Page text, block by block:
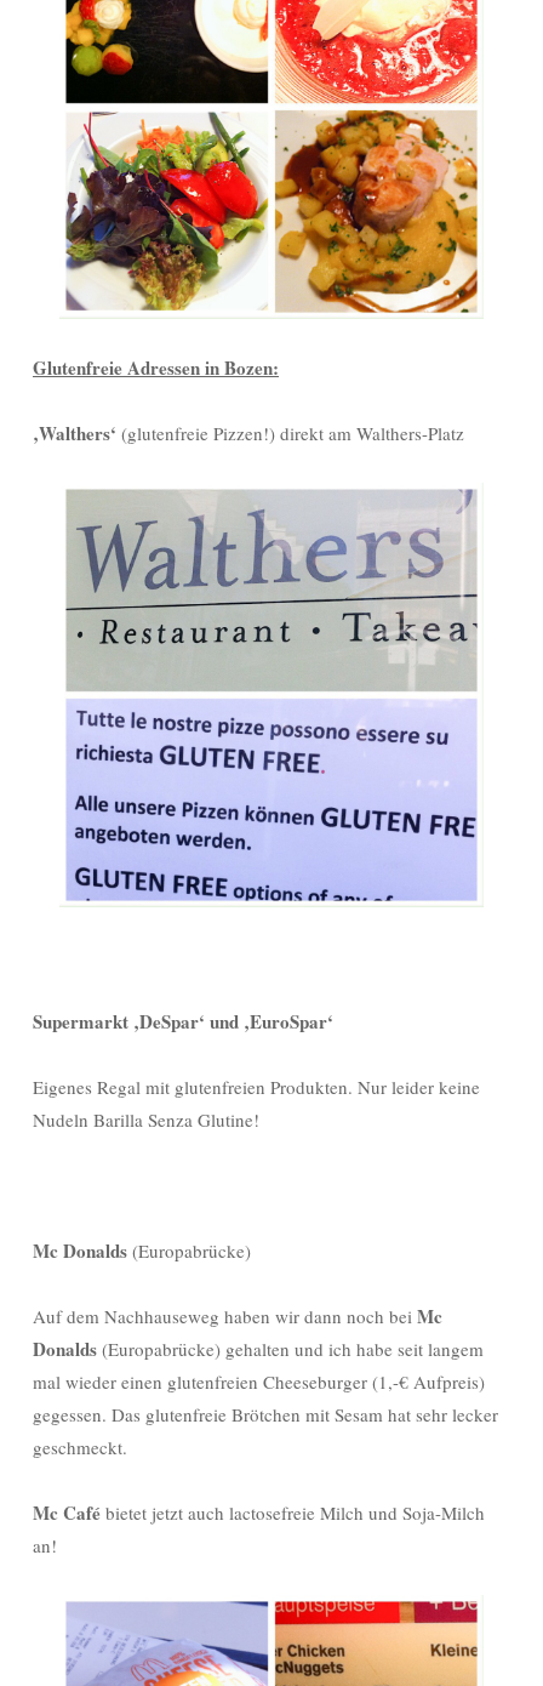
Glutenfreie Adressen in Bozen:
‚Walthers‘ (glutenfreie Pizzen!) direkt am Walthers-Platz
Supermarkt ‚DeSpar‘ und ‚EuroSpar‘
Eigenes Regal mit glutenfreien Produkten. Nur leider keine
Nudeln Barilla Senza Glutine!
Mc Donalds (Europabrücke)
Auf dem Nachhauseweg haben wir dann noch bei Mc
Donalds (Europabrücke) gehalten und ich habe seit langem
mal wieder einen glutenfreien Cheeseburger (1,-€ Aufpreis)
gegessen. Das glutenfreie Brötchen mit Sesam hat sehr lecker
geschmeckt.
Mc Café bietet jetzt auch lactosefreie Milch und Soja-Milch
an!